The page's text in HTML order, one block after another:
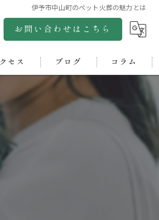
伊予市中山町のペット火葬の魅力とは
お問い合わせはこちら
セス
会社グリーンゴールド
ペットセレモニー
ペット斎場アクア
ットセレモニーオアシス
ブログ コラム